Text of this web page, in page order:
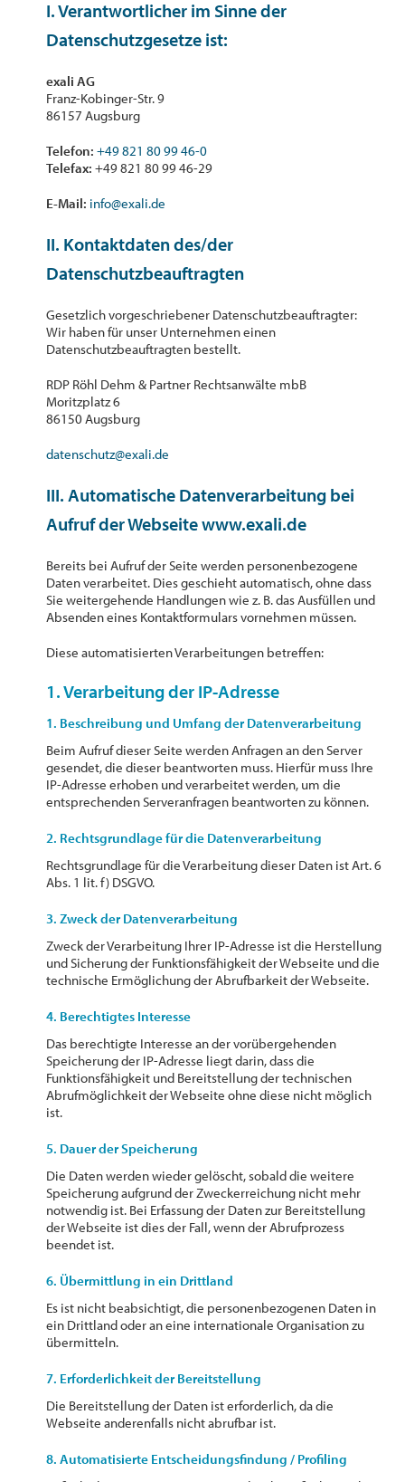
I. Verantwortlicher im Sinne der
Datenschutzgesetze ist:
exali AG
Franz-Kobinger-Str. 9
86157 Augsburg
Telefon: +49 821 80 99 46-0
Telefax: +49 821 80 99 46-29
E-Mail: info@exali.de
II. Kontaktdaten des/der
Datenschutzbeauftragten
Gesetzlich vorgeschriebener Datenschutzbeauftragter:
Wir haben für unser Unternehmen einen
Datenschutzbeauftragten bestellt.
RDP Röhl Dehm & Partner Rechtsanwälte mbB
Moritzplatz 6
86150 Augsburg
datenschutz@exali.de
III. Automatische Datenverarbeitung bei
Aufruf der Webseite www.exali.de
Bereits bei Aufruf der Seite werden personenbezogene
Daten verarbeitet. Dies geschieht automatisch, ohne dass
Sie weitergehende Handlungen wie z. B. das Ausfüllen und
Absenden eines Kontaktformulars vornehmen müssen.
Diese automatisierten Verarbeitungen betreffen:
1. Verarbeitung der IP-Adresse
1. Beschreibung und Umfang der Datenverarbeitung
Beim Aufruf dieser Seite werden Anfragen an den Server
gesendet, die dieser beantworten muss. Hierfür muss Ihre
IP-Adresse erhoben und verarbeitet werden, um die
entsprechenden Serveranfragen beantworten zu können.
2. Rechtsgrundlage für die Datenverarbeitung
Rechtsgrundlage für die Verarbeitung dieser Daten ist Art. 6
Abs. 1 lit. f) DSGVO.
3. Zweck der Datenverarbeitung
Zweck der Verarbeitung Ihrer IP-Adresse ist die Herstellung
und Sicherung der Funktionsfähigkeit der Webseite und die
technische Ermöglichung der Abrufbarkeit der Webseite.
4. Berechtigtes Interesse
Das berechtigte Interesse an der vorübergehenden
Speicherung der IP-Adresse liegt darin, dass die
Funktionsfähigkeit und Bereitstellung der technischen
Abrufmöglichkeit der Webseite ohne diese nicht möglich
ist.
5. Dauer der Speicherung
Die Daten werden wieder gelöscht, sobald die weitere
Speicherung aufgrund der Zweckerreichung nicht mehr
notwendig ist. Bei Erfassung der Daten zur Bereitstellung
der Webseite ist dies der Fall, wenn der Abrufprozess
beendet ist.
6. Übermittlung in ein Drittland
Es ist nicht beabsichtigt, die personenbezogenen Daten in
ein Drittland oder an eine internationale Organisation zu
übermitteln.
7. Erforderlichkeit der Bereitstellung
Die Bereitstellung der Daten ist erforderlich, da die
Webseite anderenfalls nicht abrufbar ist.
8. Automatisierte Entscheidungsfindung / Profiling